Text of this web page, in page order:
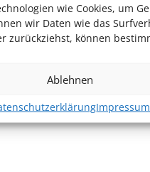
wie Cookies, um
wir Daten wie das
können
Ablehnen
Impressum